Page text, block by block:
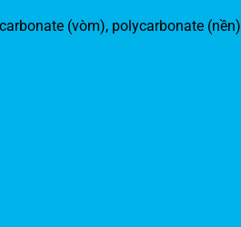
(vòm), polycarbonate (nền)